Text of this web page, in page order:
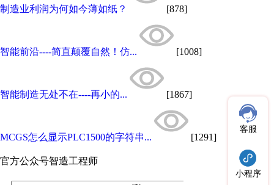
制造业利润为何如今薄如纸？ [878]
智能前沿----简直颠覆自然！仿... [1008]
智能制造无处不在----再小的... [1867]
MCGS怎么显示PLC1500的字符串... [1291]
官方公众号智造工程师
客服
小程序